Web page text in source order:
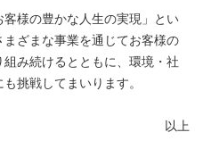
様の豊かな人生の実現」とい
ざまな事業を通じてお客様の
み続けるとともに、環境・社
挑戦してまいります。
以上